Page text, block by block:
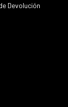
Devolución